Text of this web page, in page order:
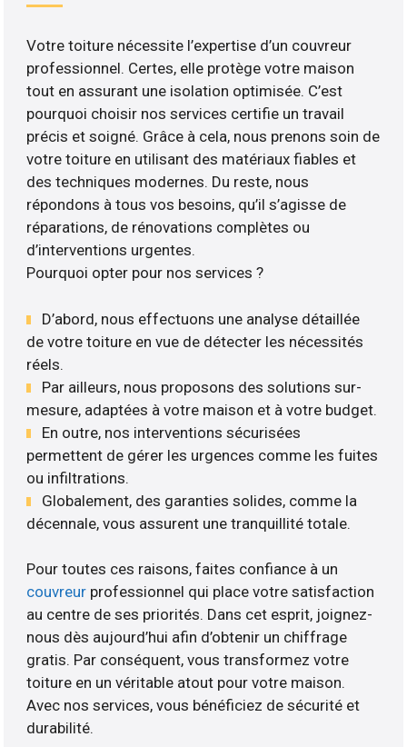
Votre toiture nécessite l’expertise d’un couvreur
professionnel. Certes, elle protège votre maison
tout en assurant une isolation optimisée. C’est
pourquoi choisir nos services certifie un travail
précis et soigné. Grâce à cela, nous prenons soin de
votre toiture en utilisant des matériaux fiables et
des techniques modernes. Du reste, nous
répondons à tous vos besoins, qu’il s’agisse de
réparations, de rénovations complètes ou
d’interventions urgentes.
Pourquoi opter pour nos services ?
D’abord, nous effectuons une analyse détaillée
de votre toiture en vue de détecter les nécessités
réels.
Par ailleurs, nous proposons des solutions sur-
mesure, adaptées à votre maison et à votre budget.
En outre, nos interventions sécurisées
permettent de gérer les urgences comme les fuites
ou infiltrations.
Globalement, des garanties solides, comme la
décennale, vous assurent une tranquillité totale.
Pour toutes ces raisons, faites confiance à un
couvreur professionnel qui place votre satisfaction
au centre de ses priorités. Dans cet esprit, joignez-
nous dès aujourd’hui afin d’obtenir un chiffrage
gratis. Par conséquent, vous transformez votre
toiture en un véritable atout pour votre maison.
Avec nos services, vous bénéficiez de sécurité et
durabilité.